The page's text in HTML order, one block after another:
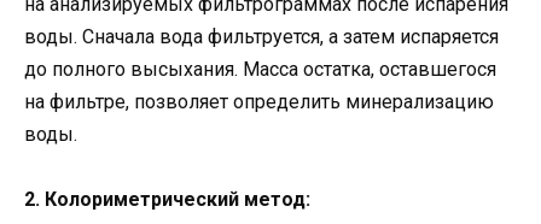
воды. Сначала вода фильтруется, а затем испаряется
до полного высыхания. Масса остатка, оставшегося
на фильтре, позволяет определить минерализацию
воды.
2. Колориметрический метод: